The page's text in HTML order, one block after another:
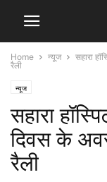
Home न्यूज
सहारा
रैली
न्यूज
सहारा
दिवस के
रैली